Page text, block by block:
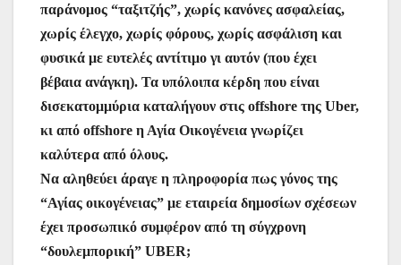
παράνομος “ταξιτζής”, χωρίς κανόνες ασφαλείας,
χωρίς έλεγχο, χωρίς φόρους, χωρίς ασφάλιση και
φυσικά με ευτελές αντίτιμο γι αυτόν (που έχει
βέβαια ανάγκη). Τα υπόλοιπα κέρδη που είναι
δισεκατομμύρια καταλήγουν στις offshore της Uber,
κι από offshore η Αγία Οικογένεια γνωρίζει
καλύτερα από όλους.
Να αληθεύει άραγε η πληροφορία πως γόνος της
“Αγίας οικογένειας” με εταιρεία δημοσίων σχέσεων
έχει προσωπικό συμφέρον από τη σύγχρονη
“δουλεμπορική” UBER;